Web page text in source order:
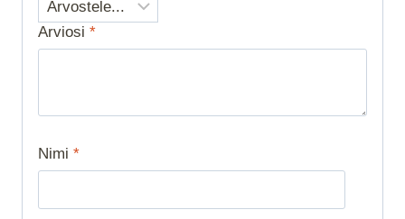
Arviosi *
Nimi *